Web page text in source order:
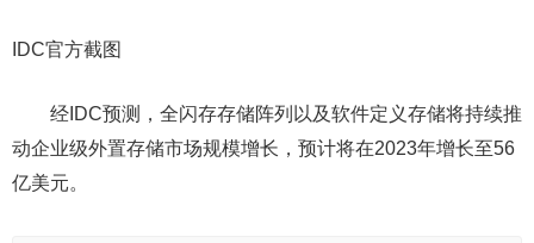
IDC官方截图
经IDC预测，全闪存存储阵列以及软件定义存储将持续推
动企业级外置存储市场规模增长，预计将在2023年增长至56
亿美元。